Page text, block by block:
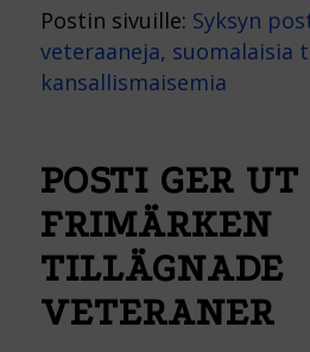
Postin sivuille: Syksyn
veteraaneja, suomalaisia
kansallismaisemia
POSTI GER
FRIMÄRKEN
TILLÄGNADE
VETERANER